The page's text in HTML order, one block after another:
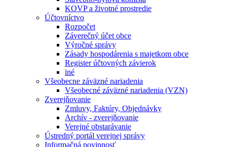
KOVP a životné prostredie
Účtovníctvo
Rozpočet
Záverečný účet obce
Výročné správy
Zásady hospodárenia s majetkom obce
Register účtovných závierok
iné
Všeobecne záväzné nariadenia
Všeobecné záväzné nariadenia (VZN)
Zverejňovanie
Zmluvy, Faktúry, Objednávky
Archív - zverejňovanie
Verejné obstarávanie
Ústredný portál verejnej správy
Informačná povinnosť